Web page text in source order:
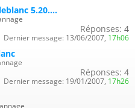
5.20....
Réponses: 4
Dernier message: 13/06/2007, 17h06
Réponses: 4
Dernier message: 19/01/2007, 17h26